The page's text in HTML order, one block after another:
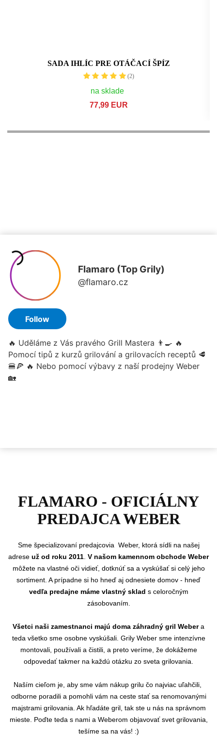
SADA IHLÍC PRE OTÁČACÍ ŠPÍZ
(2)
na sklade
77,99 EUR
FLAMARO - OFICIÁLNY
PREDAJCA WEBER
Sme špecializovaní predajcovia Weber, ktorá sídli na našej
adrese už od roku 2011 V našom kamennom obchode Weber
môžete na vlastné oči vidieť, dotknúť sa a vyskúšať si celý jeho
sortiment. A prípadne si ho hneď aj odnesiete domov - hneď
vedľa predajne máme vlastný sklad s celoročným
zásobovaním.
Všetci naši zamestnanci majú doma záhradný gril Webera
teda všetko sme osobne vyskúšali. Grily Weber sme intenzívne
montovali, používali a čistili, a preto veríme, že dokážeme
odpovedať takmer na každú otázku zo sveta grilovania.
Naším cieľom je, aby sme vám nákup grilu čo najviac uľahčili,
odborne poradili a pomohli vám na ceste stať sa renomovanými
majstrami grilovania. Ak hľadáte gril, tak ste u nás na správnom
mieste. Poďte teda s nami a Weberom objavovať svet grilovania,
tešíme sa na vás! :)